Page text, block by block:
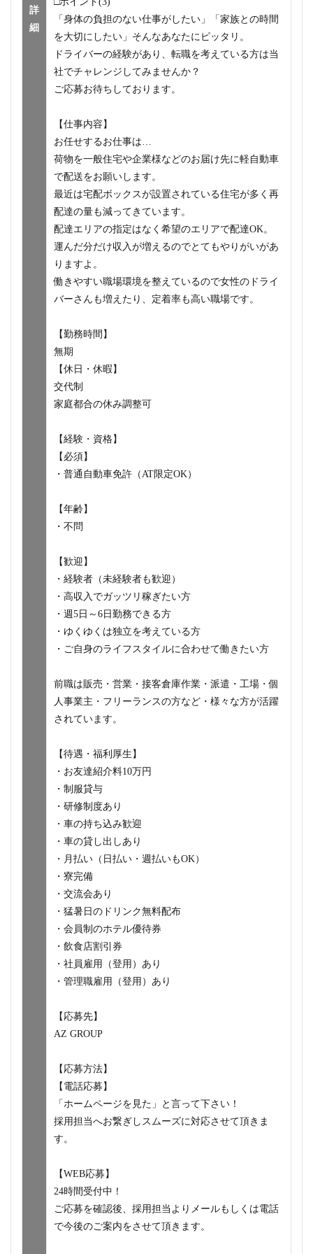
詳
細
「身体の負担のない仕事がしたい」「家族との時間
を大切にしたい」そんなあなたにピッタリ。
ドライバーの経験があり、転職を考えている方は当
社でチャレンジしてみませんか？
ご応募お待ちしております。
【仕事内容】
お任せするお仕事は…
荷物を一般住宅や企業様などのお届け先に軽自動車
で配送をお願いします。
最近は宅配ボックスが設置されている住宅が多く再
配達の量も減ってきています。
配達エリアの指定はなく希望のエリアで配達OK。
運んだ分だけ収入が増えるのでとてもやりがいがあ
りますよ。
働きやすい職場環境を整えているので女性のドライ
バーさんも増えたり、定着率も高い職場です。
【勤務時間】
無期
【休日・休暇】
交代制
家庭都合の休み調整可
【経験・資格】
【必須】
・普通自動車免許（AT限定OK）
【年齢】
・不問
【歓迎】
・経験者（未経験者も歓迎）
・高収入でガッツリ稼ぎたい方
・週5日～6日勤務できる方
・ゆくゆくは独立を考えている方
・ご自身のライフスタイルに合わせて働きたい方
前職は販売・営業・接客倉庫作業・派遣・工場・個
人事業主・フリーランスの方など・様々な方が活躍
されています。
【待遇・福利厚生】
・お友達紹介料10万円
・制服貸与
・研修制度あり
・車の持ち込み歓迎
・車の貸し出しあり
・月払い（日払い・週払いもOK）
・寮完備
・交流会あり
・猛暑日のドリンク無料配布
・会員制のホテル優待券
・飲食店割引券
・社員雇用（登用）あり
・管理職雇用（登用）あり
【応募先】
AZ GROUP
【応募方法】
【電話応募】
「ホームページを見た」と言って下さい！
採用担当へお繋ぎしスムーズに対応させて頂きま
す。
【WEB応募】
24時間受付中！
ご応募を確認後、採用担当よりメールもしくは電話
で今後のご案内をさせて頂きます。